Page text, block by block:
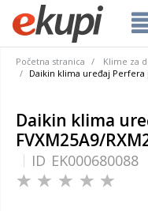
Početna stranica
Klime za
Daikin klima uređaj Perfera
Daikin klima
FVXM25A9/
ID EK000680088